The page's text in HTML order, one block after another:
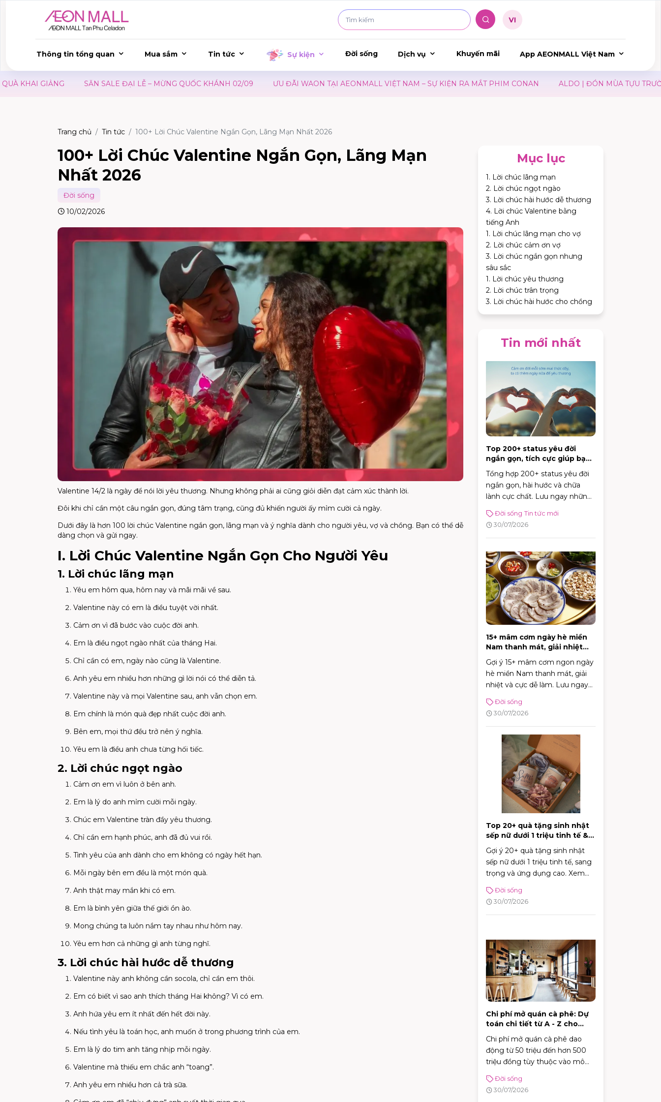
Thông tin tổng quan Mua sắm Tin tức Sự kiện Đời sống Dịch vụ Khuyến mãi App AEONMALL Việt Nam
SĂN SALE ĐẠI LỄ – MỪNG QUỐC KHÁNH 02/09 ƯU ĐÃI WAON TẠI AEONMALL VIỆT NAM – SỰ KIỆN RA MẮT PHIM CONAN ALDO | ĐÓN MÙA TỰU TRƯỜNG
Trang chủ Tin tức 100+ Lời Chúc Valentine Ngắn Gọn, Lãng Mạn Nhất 2026
100+ Lời Chúc Valentine Ngắn Gọn, Lãng Mạn
Nhất 2026
Đời sống
10/02/2026
Valentine 14/2 là ngày để nói lời yêu thương. Nhưng không phải ai cũng giỏi diễn đạt cảm xúc thành lời.
Đôi khi chỉ cần một câu ngắn gọn, đúng tâm trạng, cũng đủ khiến người ấy mỉm cười cả ngày.
Dưới đây là hơn 100 lời chúc Valentine ngắn gọn, lãng mạn và ý nghĩa dành cho người yêu, vợ và chồng. Bạn có thể dễ
dàng chọn và gửi ngay.
I. Lời Chúc Valentine Ngắn Gọn Cho Người Yêu
1. Lời chúc lãng mạn
Yêu em hôm qua, hôm nay và mãi mãi về sau.
Valentine này có em là điều tuyệt vời nhất.
Cảm ơn vì đã bước vào cuộc đời anh.
Em là điều ngọt ngào nhất của tháng Hai.
Chỉ cần có em, ngày nào cũng là Valentine.
Anh yêu em nhiều hơn những gì lời nói có thể diễn tả.
Valentine này và mọi Valentine sau, anh vẫn chọn em.
Em chính là món quà đẹp nhất cuộc đời anh.
Bên em, mọi thứ đều trở nên ý nghĩa.
Yêu em là điều anh chưa từng hối tiếc.
2. Lời chúc ngọt ngào
Cảm ơn em vì luôn ở bên anh.
Em là lý do anh mỉm cười mỗi ngày.
Chúc em Valentine tràn đầy yêu thương.
Chỉ cần em hạnh phúc, anh đã đủ vui rồi.
Tình yêu của anh dành cho em không có ngày hết hạn.
Mỗi ngày bên em đều là một món quà.
Anh thật may mắn khi có em.
Em là bình yên giữa thế giới ồn ào.
Mong chúng ta luôn nắm tay nhau như hôm nay.
Yêu em hơn cả những gì anh từng nghĩ.
3. Lời chúc hài hước dễ thương
Valentine này anh không cần socola, chỉ cần em thôi.
Em có biết vì sao anh thích tháng Hai không? Vì có em.
Anh hứa yêu em ít nhất đến hết đời này.
Nếu tình yêu là toán học, anh muốn ở trong phương trình của em.
Em là lý do tim anh tăng nhịp mỗi ngày.
Valentine mà thiếu em chắc anh “toang”.
Anh yêu em nhiều hơn cả trà sữa.
Mục lục
1. Lời chúc lãng mạn
2. Lời chúc ngọt ngào
3. Lời chúc hài hước dễ thương
4. Lời chúc Valentine bằng
tiếng Anh
1. Lời chúc lãng mạn cho vợ
2. Lời chúc cảm ơn vợ
3. Lời chúc ngắn gọn nhưng
sâu sắc
1. Lời chúc yêu thương
2. Lời chúc trân trọng
3. Lời chúc hài hước cho chồng
Tin mới nhất
Top 200+ status yêu đời
ngắn gọn, tích cực giúp bạn
vui vẻ mỗi ngày
Tổng hợp 200+ status yêu đời
ngắn gọn, hài hước và chữa
lành cực chất. Lưu ngay những
và tràn đầy năng lượng mỗi
ngày!
Đời sống Tin tức mới
30/07/2026
15+ mâm cơm ngày hè miền
Nam thanh mát, giải nhiệt
Gợi ý 15+ mâm cơm ngon ngày
hè miền Nam thanh mát, giải
nhiệt và cực dễ làm. Lưu ngay
cơm gia đình luôn đậm đà, tròn
vị!
Đời sống
30/07/2026
Top 20+ quà tặng sinh nhật
sếp nữ dưới 1 triệu tinh tế &
Gợi ý 20+ quà tặng sinh nhật
sếp nữ dưới 1 triệu tinh tế, sang
trọng và ứng dụng cao. Xem
tuyệt đối với sếp!
Đời sống
30/07/2026
Chi phí mở quán cà phê: Dự
toán chi tiết từ A - Z cho
Chi phí mở quán cà phê dao
động từ 50 triệu đến hơn 500
triệu đồng tùy thuộc vào mô
tiện lợi đến những không gian
sân vườn quy mô.
Đời sống
30/07/2026